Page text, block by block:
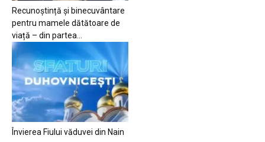
Recunoștință și binecuvântare
pentru mamele dătătoare de
viață – din partea...
Învierea Fiului văduvei din Nain